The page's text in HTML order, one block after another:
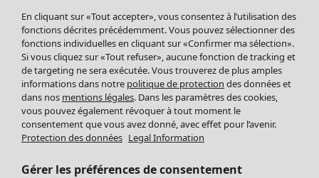
Leggings et collants
Accessoires
Chaussures
Vêtements de bain
Basics
Soldes Mobilier
Bonnes affaires déco
Décoration
Textiles
Tapis
Éponge
En cliquant sur «Tout accepter», vous consentez à l’utilisation des
fonctions décrites précédemment. Vous pouvez sélectionner des
fonctions individuelles en cliquant sur «Confirmer ma sélection».
Si vous cliquez sur «Tout refuser», aucune fonction de tracking et
de targeting ne sera exécutée. Vous trouverez de plus amples
informations dans notre politique de protection des données et
dans nos mentions légales. Dans les paramètres des cookies,
vous pouvez également révoquer à tout moment le
consentement que vous avez donné, avec effet pour l’avenir.
Protection des données Legal Information
Gérer les préférences de consentement